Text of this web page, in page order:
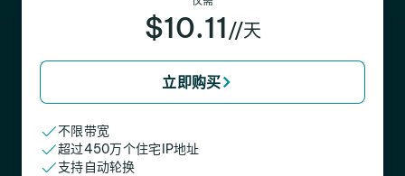
$10.11 //天
立即购买
不限带宽
超过450万个住宅IP地址
支持自动轮换